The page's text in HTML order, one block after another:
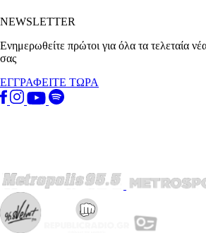
NEWSLETTER
Ενημερωθείτε πρώτοι για όλα τα τελεταία
σας
ΕΓΓΡΑΦΕΙΤΕ ΤΩΡΑ